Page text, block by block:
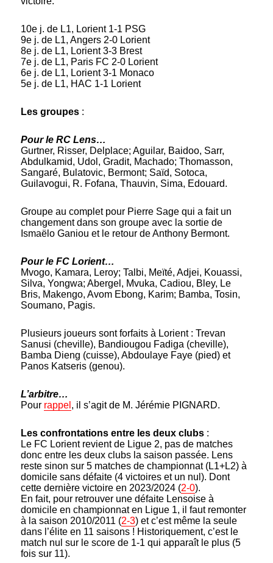
10e j. de L1, Lorient 1-1 PSG
9e j. de L1, Angers 2-0 Lorient
8e j. de L1, Lorient 3-3 Brest
7e j. de L1, Paris FC 2-0 Lorient
6e j. de L1, Lorient 3-1 Monaco
5e j. de L1, HAC 1-1 Lorient
Les groupes :
Pour le RC Lens…
Gurtner, Risser, Delplace; Aguilar, Baidoo, Sarr,
Abdulkamid, Udol, Gradit, Machado; Thomasson,
Sangaré, Bulatovic, Bermont; Saïd, Sotoca,
Guilavogui, R. Fofana, Thauvin, Sima, Edouard.
Groupe au complet pour Pierre Sage qui a fait un
changement dans son groupe avec la sortie de
Ismaëlo Ganiou et le retour de Anthony Bermont.
Pour le FC Lorient…
Mvogo, Kamara, Leroy; Talbi, Meïté, Adjei, Kouassi,
Silva, Yongwa; Abergel, Mvuka, Cadiou, Bley, Le
Bris, Makengo, Avom Ebong, Karim; Bamba, Tosin,
Soumano, Pagis.
Plusieurs joueurs sont forfaits à Lorient : Trevan
Sanusi (cheville), Bandiougou Fadiga (cheville),
Bamba Dieng (cuisse), Abdoulaye Faye (pied) et
Panos Katseris (genou).
L’arbitre…
Pour rappel , il s’agit de M. Jérémie PIGNARD.
Les confrontations entre les deux clubs :
Le FC Lorient revient de Ligue 2, pas de matches
donc entre les deux clubs la saison passée. Lens
reste sinon sur 5 matches de championnat (L1+L2) à
domicile sans défaite (4 victoires et un nul). Dont
cette dernière victoire en 2023/2024 (2-0).
En fait, pour retrouver une défaite Lensoise à
domicile en championnat en Ligue 1, il faut remonter
à la saison 2010/2011 (2-3) et c’est même la seule
dans l’élite en 11 saisons ! Historiquement, c’est le
match nul sur le score de 1-1 qui apparaît le plus (5
fois sur 11).